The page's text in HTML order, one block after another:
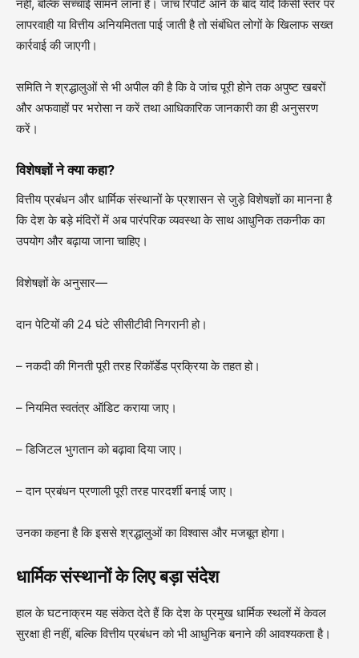
नहीं, बल्कि सच्चाई सामने लाना है। जांच रिपोर्ट आने के बाद यदि किसी स्तर पर
लापरवाही या वित्तीय अनियमितता पाई जाती है तो संबंधित लोगों के खिलाफ सख्त
कार्रवाई की जाएगी।
समिति ने श्रद्धालुओं से भी अपील की है कि वे जांच पूरी होने तक अपुष्ट खबरों
और अफवाहों पर भरोसा न करें तथा आधिकारिक जानकारी का ही अनुसरण
करें।
विशेषज्ञों ने क्या कहा?
वित्तीय प्रबंधन और धार्मिक संस्थानों के प्रशासन से जुड़े विशेषज्ञों का मानना है
कि देश के बड़े मंदिरों में अब पारंपरिक व्यवस्था के साथ आधुनिक तकनीक का
उपयोग और बढ़ाया जाना चाहिए।
विशेषज्ञों के अनुसार—
दान पेटियों की 24 घंटे सीसीटीवी निगरानी हो।
– नकदी की गिनती पूरी तरह रिकॉर्डेड प्रक्रिया के तहत हो।
– नियमित स्वतंत्र ऑडिट कराया जाए।
– डिजिटल भुगतान को बढ़ावा दिया जाए।
– दान प्रबंधन प्रणाली पूरी तरह पारदर्शी बनाई जाए।
उनका कहना है कि इससे श्रद्धालुओं का विश्वास और मजबूत होगा।
धार्मिक संस्थानों के लिए बड़ा संदेश
हाल के घटनाक्रम यह संकेत देते हैं कि देश के प्रमुख धार्मिक स्थलों में केवल
सुरक्षा ही नहीं, बल्कि वित्तीय प्रबंधन को भी आधुनिक बनाने की आवश्यकता है।